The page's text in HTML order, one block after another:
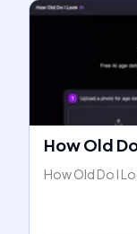
How Old
How Old Do I